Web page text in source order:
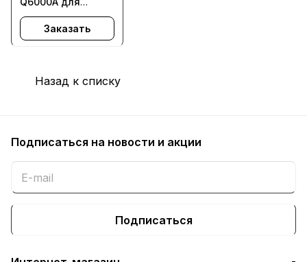
COLOR LaserJet
1600, 2605DNT,
Заказать
Назад к списку
Подписаться на новости и акции
Подписаться